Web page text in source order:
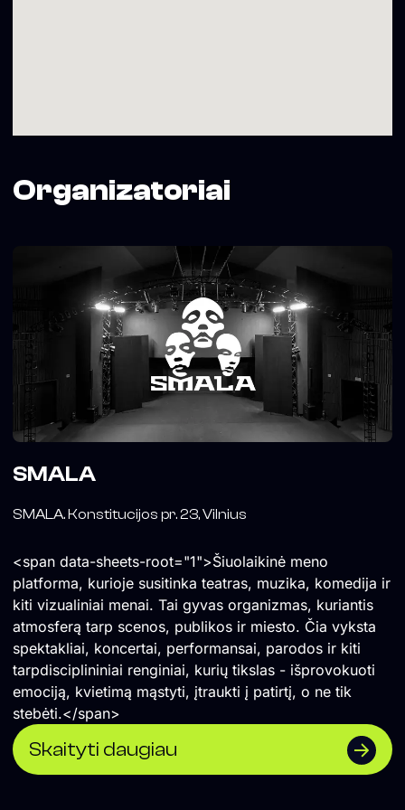
Organizatoriai
SMALA
SMALA. Konstitucijos pr. 23, Vilnius
<span data-sheets-root="1">Šiuolaikinė meno
platforma, kurioje susitinka teatras, muzika, komedija ir
kiti vizualiniai menai. Tai gyvas organizmas, kuriantis
atmosferą tarp scenos, publikos ir miesto. Čia vyksta
spektakliai, koncertai, performansai, parodos ir kiti
tarpdisciplininiai renginiai, kurių tikslas - išprovokuoti
emociją, kvietimą mąstyti, įtraukti į patirtį, o ne tik
stebėti.</span>
Skaityti daugiau